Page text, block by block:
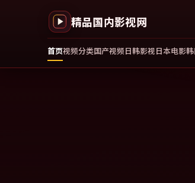
精品国内影视网
首页视频分类国产视频日韩影视日本电影